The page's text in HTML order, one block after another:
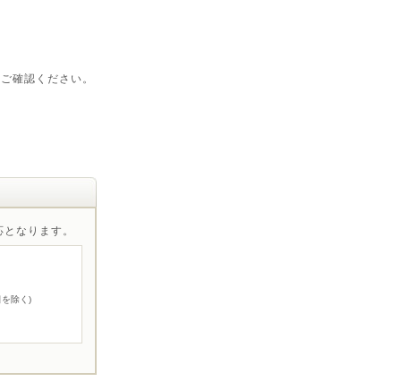
確認ください。
なります。
除く)